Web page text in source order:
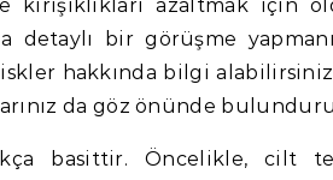
azaltmak için
detaylı bir görüşme
hakkında bilgi
da göz önünde
basittir. Öncelikle, cilt